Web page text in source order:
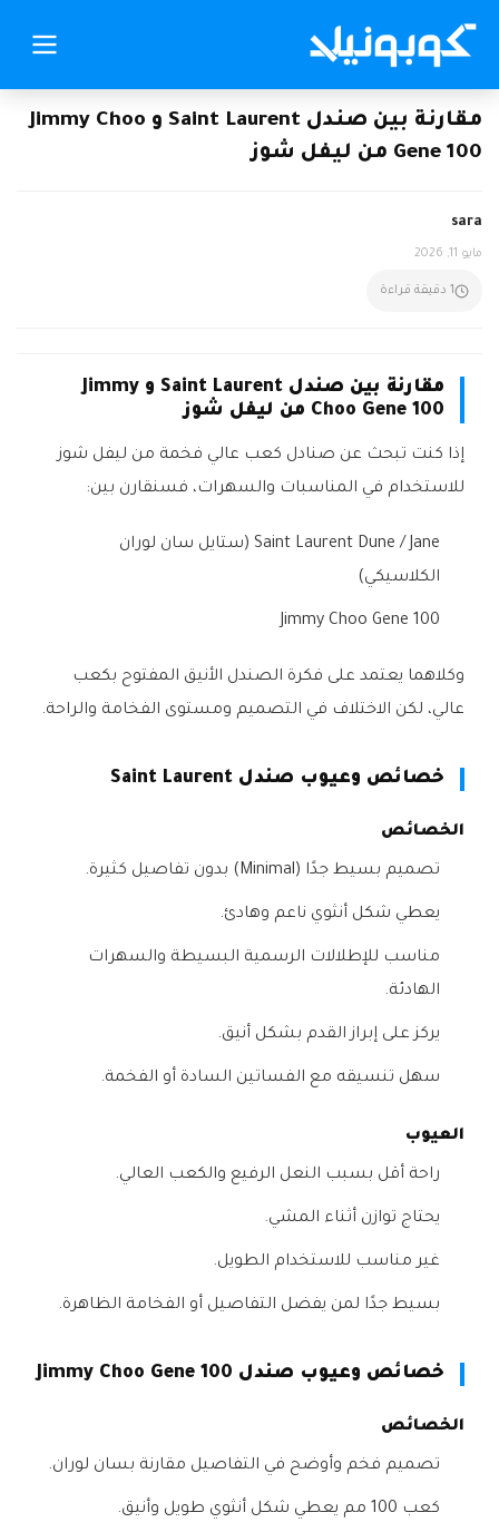
مقارنة بين صندل Saint Laurent و Jimmy Choo
Gene 100 من ليفل شوز
sara
مايو 11, 2026
1 دقيقة قراءة
مقارنة بين صندل Saint Laurent و Jimmy
Choo Gene 100 من ليفل شوز
إذا كنت تبحث عن صنادل كعب عالي فخمة من ليفل شوز
للاستخدام في المناسبات والسهرات، فسنقارن بين:
Saint Laurent Dune / Jane (ستايل سان لوران
الكلاسيكي)
Jimmy Choo Gene 100
وكلاهما يعتمد على فكرة الصندل الأنيق المفتوح بكعب
عالي، لكن الاختلاف في التصميم ومستوى الفخامة والراحة.
خصائص وعيوب صندل Saint Laurent
الخصائص
تصميم بسيط جدًا (Minimal) بدون تفاصيل كثيرة.
يعطي شكل أنثوي ناعم وهادئ.
مناسب للإطلالات الرسمية البسيطة والسهرات
الهادئة.
يركز على إبراز القدم بشكل أنيق.
سهل تنسيقه مع الفساتين السادة أو الفخمة.
العيوب
راحة أقل بسبب النعل الرفيع والكعب العالي.
يحتاج توازن أثناء المشي.
غير مناسب للاستخدام الطويل.
بسيط جدًا لمن يفضل التفاصيل أو الفخامة الظاهرة.
خصائص وعيوب صندل Jimmy Choo Gene 100
الخصائص
تصميم فخم وأوضح في التفاصيل مقارنة بسان لوران.
كعب 100 مم يعطي شكل أنثوي طويل وأنيق.